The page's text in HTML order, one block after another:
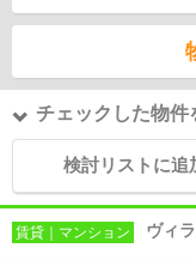
チェックした物件
検討リストに追
賃貸｜マンション ヴィ